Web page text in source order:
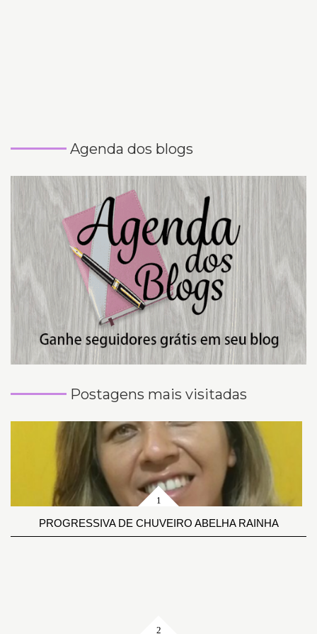
Agenda dos blogs
Postagens mais visitadas
PROGRESSIVA DE CHUVEIRO ABELHA RAINHA